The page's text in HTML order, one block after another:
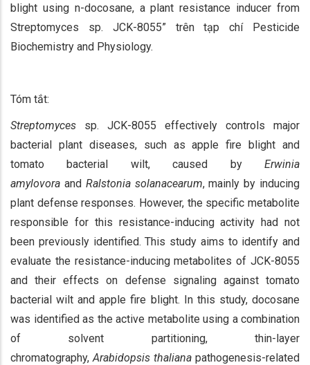
blight using n-docosane, a plant resistance inducer from
Streptomyces sp. JCK-8055” trên tạp chí Pesticide
Biochemistry and Physiology.
Tóm tắt:
Streptomyces sp. JCK-8055 effectively controls major
bacterial plant diseases, such as apple fire blight and
tomato bacterial wilt, caused by Erwinia
amylovora and Ralstonia solanacearum, mainly by inducing
plant defense responses. However, the specific metabolite
responsible for this resistance-inducing activity had not
been previously identified. This study aims to identify and
evaluate the resistance-inducing metabolites of JCK-8055
and their effects on defense signaling against tomato
bacterial wilt and apple fire blight. In this study, docosane
was identified as the active metabolite using a combination
of solvent partitioning, thin-layer
chromatography, Arabidopsis thaliana pathogenesis-related